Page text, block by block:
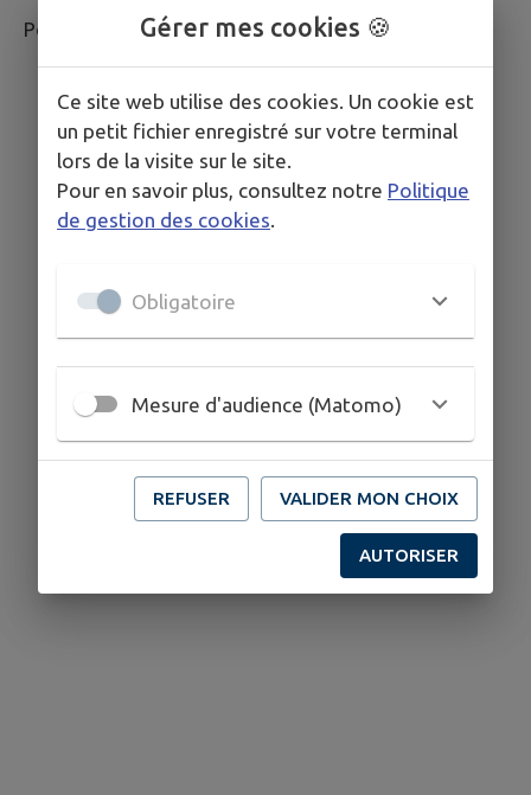
Pour plus de renseignements : 06 83 43 56 30
Règlement intérieur
Fiche de renseignements et de réservation des repas
Menus du 22 juin au 3 juillet 2026
Gérer mes cookies 🍪
Ce site web utilise des cookies. Un cookie est
un petit fichier enregistré sur votre terminal
lors de la visite sur le site.
Pour en savoir plus, consultez notre Politique
de gestion des cookies.
Obligatoire
Mesure d'audience (Matomo)
REFUSER VALIDER MON CHOIX
AUTORISER